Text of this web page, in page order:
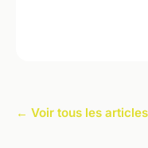
← Voir tous les